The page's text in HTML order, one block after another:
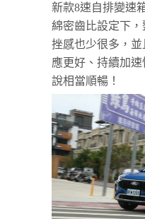
新款8速自排變速
綿密齒比設定下
挫感也少很多，
應更好、持續加
說相當順暢！